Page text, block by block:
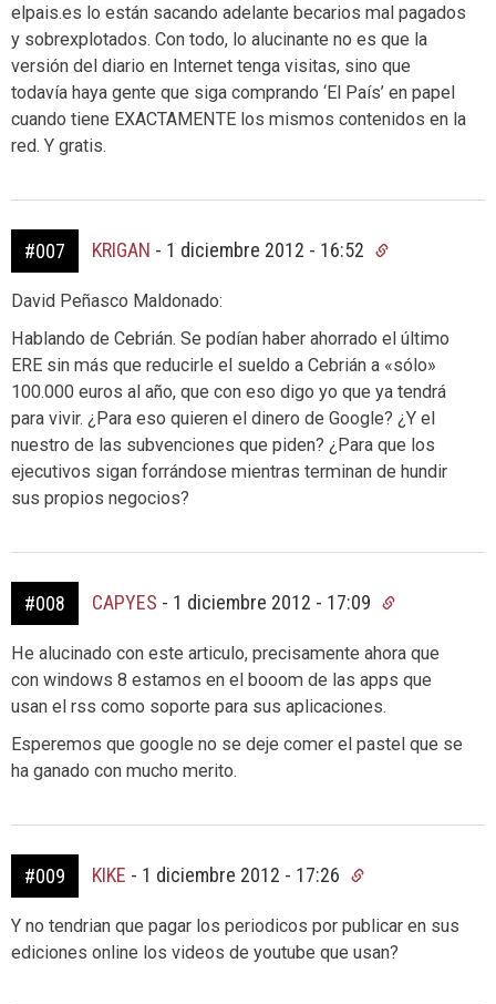
elpais.es lo están sacando adelante becarios mal pagados
y sobrexplotados. Con todo, lo alucinante no es que la
versión del diario en Internet tenga visitas, sino que
todavía haya gente que siga comprando ‘El País’ en papel
cuando tiene EXACTAMENTE los mismos contenidos en la
red. Y gratis.
#007 KRIGAN - 1 diciembre 2012 - 16:52
David Peñasco Maldonado:
Hablando de Cebrián. Se podían haber ahorrado el último
ERE sin más que reducirle el sueldo a Cebrián a «sólo»
100.000 euros al año, que con eso digo yo que ya tendrá
para vivir. ¿Para eso quieren el dinero de Google? ¿Y el
nuestro de las subvenciones que piden? ¿Para que los
ejecutivos sigan forrándose mientras terminan de hundir
sus propios negocios?
#008 CAPYES - 1 diciembre 2012 - 17:09
He alucinado con este articulo, precisamente ahora que
con windows 8 estamos en el booom de las apps que
usan el rss como soporte para sus aplicaciones.
Esperemos que google no se deje comer el pastel que se
ha ganado con mucho merito.
#009 KIKE - 1 diciembre 2012 - 17:26
Y no tendrian que pagar los periodicos por publicar en sus
ediciones online los videos de youtube que usan?